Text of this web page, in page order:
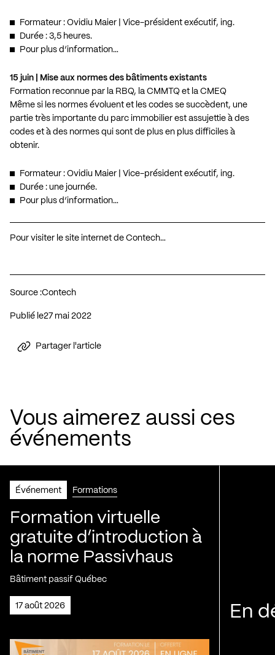
Formateur : Ovidiu Maier | Vice-président exécutif, ing.
Durée : 3,5 heures.
Pour plus d’information…
15 juin | Mise aux normes des bâtiments existants
Formation reconnue par la RBQ, la CMMTQ et la CMEQ
Même si les normes évoluent et les codes se succèdent, une
partie très importante du parc immobilier est assujettie à des
codes et à des normes qui sont de plus en plus difficiles à
obtenir.
Formateur : Ovidiu Maier | Vice-président exécutif, ing.
Durée : une journée.
Pour plus d’information…
Pour visiter le site internet de Contech…
Source :Contech
Publié le 27 mai 2022
Partager l'article
Vous aimerez aussi ces
événements
Événement Formations
Formation virtuelle
gratuite d’introduction à
la norme Passivhaus
Bâtiment passif Québec
17 août 2026 En